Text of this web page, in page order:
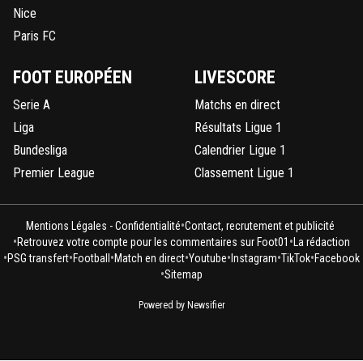
Nice
Paris FC
FOOT EUROPÉEN
Serie A
Liga
Bundesliga
Premier League
LIVESCORE
Matchs en direct
Résultats Ligue 1
Calendrier Ligue 1
Classement Ligue 1
Mentions Légales - Confidentialité•Contact, recrutement et publicité
•Retrouvez votre compte pour les commentaires sur Foot01 •La rédaction
•PSG transfert•Football•Match en direct•Youtube•Instagram•TikTok•Facebook
•Sitemap
Powered by Newsifier